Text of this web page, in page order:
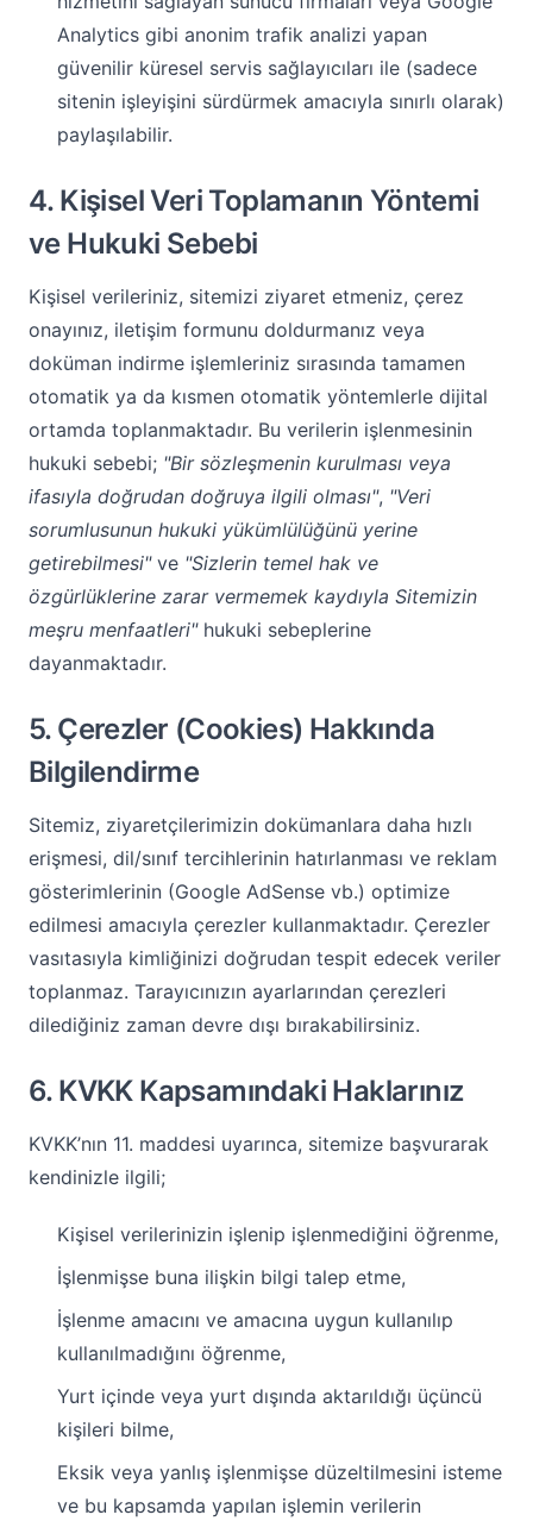
Analytics gibi anonim trafik analizi yapan
güvenilir küresel servis sağlayıcıları ile (sadece
sitenin işleyişini sürdürmek amacıyla sınırlı olarak)
paylaşılabilir.
4. Kişisel Veri Toplamanın Yöntemi
ve Hukuki Sebebi
Kişisel verileriniz, sitemizi ziyaret etmeniz, çerez
onayınız, iletişim formunu doldurmanız veya
doküman indirme işlemleriniz sırasında tamamen
otomatik ya da kısmen otomatik yöntemlerle dijital
ortamda toplanmaktadır. Bu verilerin işlenmesinin
hukuki sebebi; "Bir sözleşmenin kurulması veya
ifasıyla doğrudan doğruya ilgili olması", "Veri
sorumlusunun hukuki yükümlülüğünü yerine
getirebilmesi"ve "Sizlerin temel hak ve
özgürlüklerine zarar vermemek kaydıyla Sitemizin
meşru menfaatleri"hukuki sebeplerine
dayanmaktadır.
5. Çerezler (Cookies) Hakkında
Bilgilendirme
Sitemiz, ziyaretçilerimizin dokümanlara daha hızlı
erişmesi, dil/sınıf tercihlerinin hatırlanması ve reklam
gösterimlerinin (Google AdSense vb.) optimize
edilmesi amacıyla çerezler kullanmaktadır. Çerezler
vasıtasıyla kimliğinizi doğrudan tespit edecek veriler
toplanmaz. Tarayıcınızın ayarlarından çerezleri
dilediğiniz zaman devre dışı bırakabilirsiniz.
6. KVKK Kapsamındaki Haklarınız
KVKK’nın 11. maddesi uyarınca, sitemize başvurarak
kendinizle ilgili;
Kişisel verilerinizin işlenip işlenmediğini öğrenme,
İşlenmişse buna ilişkin bilgi talep etme,
İşlenme amacını ve amacına uygun kullanılıp
kullanılmadığını öğrenme,
Yurt içinde veya yurt dışında aktarıldığı üçüncü
kişileri bilme,
Eksik veya yanlış işlenmişse düzeltilmesini isteme
ve bu kapsamda yapılan işlemin verilerin